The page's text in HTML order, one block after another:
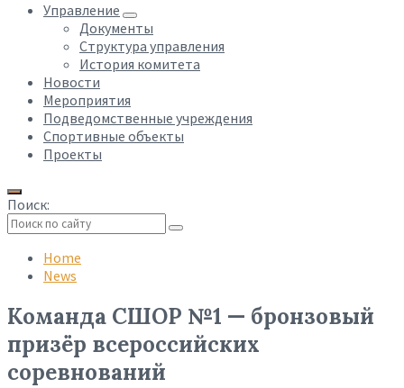
Управление
Документы
Структура управления
История комитета
Новости
Мероприятия
Подведомственные учреждения
Спортивные объекты
Проекты
Поиск:
search
Home
News
Команда СШОР №1 — бронзовый
призёр всероссийских
соревнований